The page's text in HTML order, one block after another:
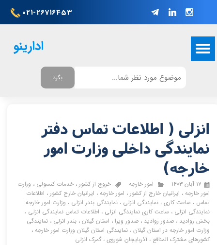
021-26716453
ادارینو
بگرد
انزلی ( اطلاعات تماس دفتر
نمایندگی داخلی وزارت امور
خارجه)
۱۷ آبان ۱۴۰۳ امور خارجه خروج از کشور ، خدمات کنسولی ، وزارت
امور خارجه ، ایرانیان خارج از کشور ، امور خارجه ، ایرانیان خارج کشور ، اطلاعات
تماس ، ساعت کاری ، نمایندگی انزلی ، نمایندگی بندر انزلی ، وزارت امور خارجه
نمایندگی انزلی ، ساعت کاری نمایندگی انزلی ، اطلاعات تماس نمایندگی انزلی ،
بخش روادید ، صدور روادید ، صدور ویزا ، استان گیلان ، بندر انزلی ، نمایندگی
وزارت امور خارجه در استان گیلان ، نمایندگی استان گیلان وزارت امور خارجه ،
کشورهای مشترک المنافع ، آذربایجان شوروی ، گمرک انزلی